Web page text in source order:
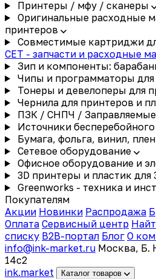
Принтеры / мфу / сканеры
Оригинальные расходные
принтеров
Совместимые картриджи
CET - запчасти и расходные
Зип и компоненты:
Чипы и программаторы
Тонеры и девелоперы для
Чернила для принтеров и
ПЗК / СНПЧ /
Источники
Бумага, фольга, винил,
Сетевое оборудование
Офисное оборудование и
3D принтеры и пластик для
Greenworks - техника и
Покупателям
Акции Новинки Распродажа
Оплата Сервисный центр
списку B2B-портал Блог О
info@ink-market.ru Москва, Б.
14с2
ink.market Каталог товаров